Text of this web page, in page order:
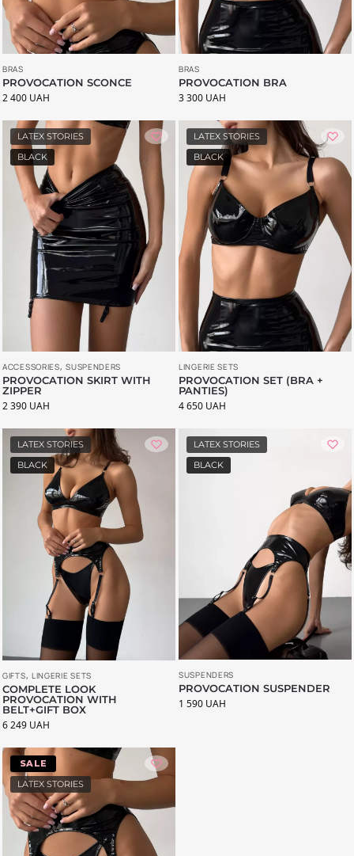
BRAS
PROVOCATION SCONCE
2 400 UAH
BRAS
PROVOCATION BRA
3 300 UAH
LATEX STORIES
BLACK
ACCESSORIES,SUSPENDERS
PROVOCATION SKIRT WITH
ZIPPER
2 390 UAH
LATEX STORIES
BLACK
LINGERIE SETS
PROVOCATION SET (BRA +
PANTIES)
4 650 UAH
LATEX STORIES
BLACK
GIFTS, LINGERIE SETS
COMPLETE LOOK
PROVOCATION WITH
BELT+GIFT BOX
6 249 UAH
LATEX STORIES
BLACK
SUSPENDERS
PROVOCATION SUSPENDER
1 590 UAH
-20%
LATEX STORIES